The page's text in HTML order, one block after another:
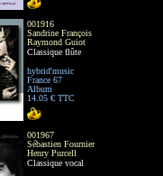
001916
Sandrine François
Raymond Guiot
Classique flûte
hybrid'music
France 67
Album
14.05 € TTC
001967
Sébastien Fournier
Henry Purcell
Classique vocal